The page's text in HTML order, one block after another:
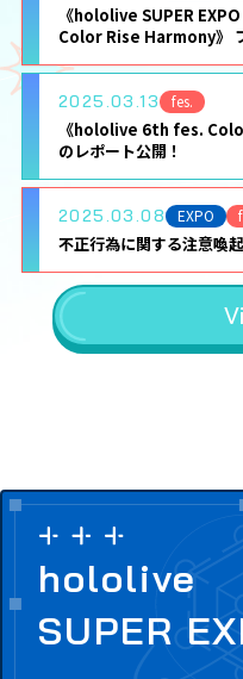
《hololive SUPER
Color Rise Harmony》
2025.03.13 fes.
《hololive 6th fes.
のレポート公開！
2025.03.08 EXPO
不正行為に関する注意喚起
hololive
SUPER